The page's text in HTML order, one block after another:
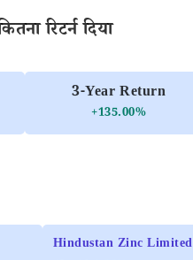
रिटर्न दिया
3-Year Return
+135.00%
Hindustan Zinc Limited